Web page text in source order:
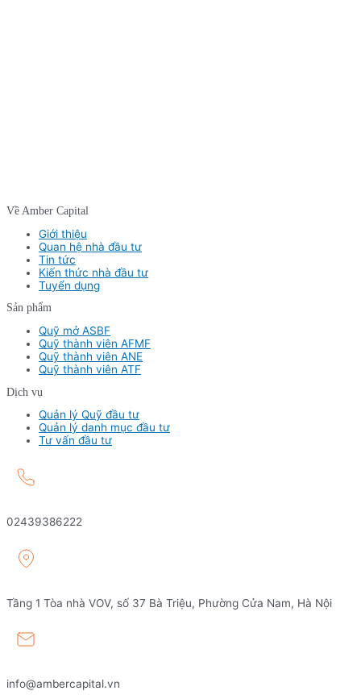
Về Amber Capital
Giới thiệu
Quan hệ nhà đầu tư
Tin tức
Kiến thức nhà đầu tư
Tuyển dụng
Sản phẩm
Quỹ mở ASBF
Quỹ thành viên AFMF
Quỹ thành viên ANE
Quỹ thành viên ATF
Dịch vụ
Quản lý Quỹ đầu tư
Quản lý danh mục đầu tư
Tư vấn đầu tư
02439386222
Tầng 1 Tòa nhà VOV, số 37 Bà Triệu, Phường Cửa Nam, Hà Nội
info@ambercapital.vn